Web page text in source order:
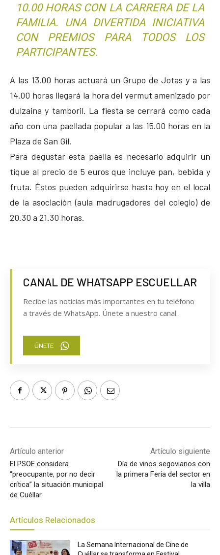
10.00 HORAS CON LA CARRERA DE LA
FAMILIA. UNA DIVERTIDA INICIATIVA
CON PREMIOS PARA TODOS LOS
PARTICIPANTES.
A las 13.00 horas actuará un Grupo de Jotas y a las
14.00 horas llegará la hora del vermut amenizado por
dulzaina y tamboril. La fiesta se cerrará como cada
año con una paellada popular a las 15.00 horas en la
Plaza de San Gil.
Para degustar esta paella es necesario adquirir un
tique al precio de 5 euros que incluye pan, bebida y
fruta. Éstos pueden adquirirse hasta hoy en el local
de la asociación (aula madrugadores del colegio) de
20.30 a 21.30 horas.
CANAL DE WHATSAPP ESCUELLAR
Recibe las noticias más importantes en tu teléfono
a través de WhatsApp. Únete a nuestro canal.
ÚNETE
Artículo anterior
El PSOE considera
“preocupante, por no decir
crítica” la situación municipal
de Cuéllar
Artículo siguiente
Día de vinos segovianos con
la primera Feria del sector en
la villa
Artículos Relacionados
La Semana Internacional de Cine de